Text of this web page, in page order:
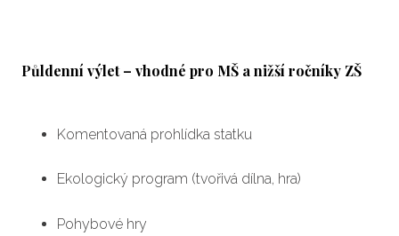
Půldenní výlet – vhodné pro MŠ a nižší ročníky ZŠ
Komentovaná prohlídka statku
Ekologický program (tvořivá dílna, hra)
Pohybové hry